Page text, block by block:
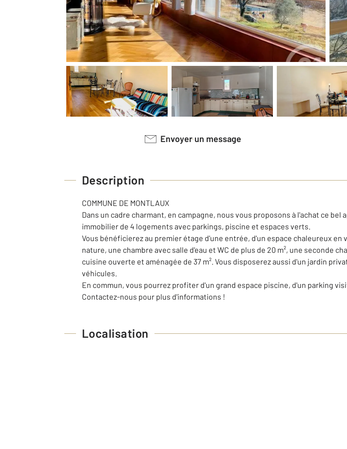
Envoyer un message
Description
COMMUNE DE MONTLAUX
Dans un cadre charmant, en campagne, nous vous proposons à l'achat ce
immobilier de 4 logements avec parkings, piscine et espaces verts.
Vous bénéficierez au premier étage d'une entrée, d'un espace chaleureux
nature, une chambre avec salle d'eau et WC de plus de 20 m², une seconde
cuisine ouverte et aménagée de 37 m². Vous disposerez aussi d'un jardin
véhicules.
En commun, vous pourrez profiter d'un grand espace piscine, d'un parking
Contactez-nous pour plus d'informations !
Localisation